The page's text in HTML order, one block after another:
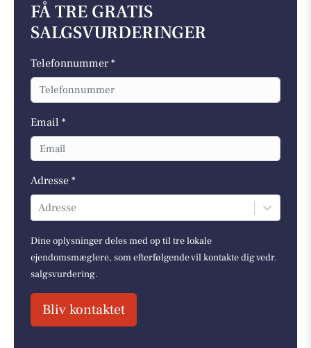
FÅ TRE GRATIS
SALGSVURDERINGER
Telefonnummer *
Email *
Adresse *
Adresse
Dine oplysninger deles med op til tre lokale
ejendomsmæglere, som efterfølgende vil kontakte dig vedr.
salgsvurdering.
Bliv kontaktet